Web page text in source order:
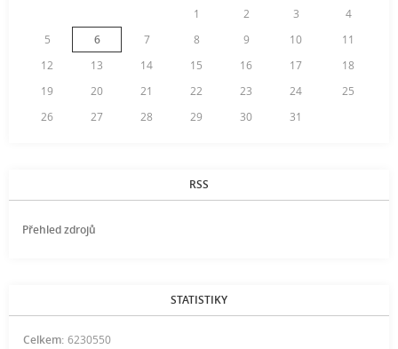
1
2 3
4
5
6 7 8 9 10
11
12
13 14 15 16 17
18
19
20 21 22 23 24
25
26
27 28 29 30 31
RSS
Přehled zdrojů
STATISTIKY
Celkem: 6230550